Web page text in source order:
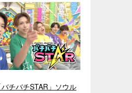
チバチSTAR」ソウル